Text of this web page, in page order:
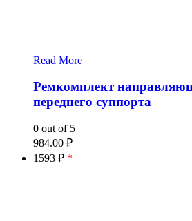
Read More
Ремкомплект
переднего суппорта
0 out of 5
984.00 ₽
1593 ₽ *